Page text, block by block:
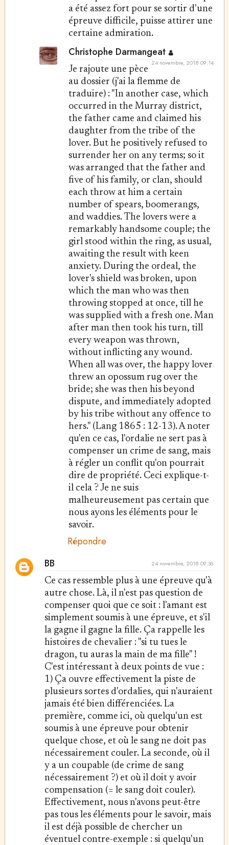
a été assez fort pour se sortir d'une
épreuve difficile, puisse attirer une
certaine admiration.
Christophe Darmangeat
24 novembre, 2018 09:14
Je rajoute une pèce
au dossier (j'ai la flemme de
traduire) : "In another case, which
occurred in the Murray district,
the father came and claimed his
daughter from the tribe of the
lover. But he positively refused to
surrender her on any terms; so it
was arranged that the father and
five of his family, or clan, should
each throw at him a certain
number of spears, boomerangs,
and waddies. The lovers were a
remarkably handsome couple; the
girl stood within the ring, as usual,
awaiting the result with keen
anxiety. During the ordeal, the
lover's shield was broken, upon
which the man who was then
throwing stopped at once, till he
was supplied with a fresh one. Man
after man then took his turn, till
every weapon was thrown,
without inflicting any wound.
When all was over, the happy lover
threw an opossum rug over the
bride; she was then his beyond
dispute, and immediately adopted
by his tribe without any offence to
hers." (Lang 1865 : 12-13). A noter
qu'en ce cas, l'ordalie ne sert pas à
compenser un crime de sang, mais
à régler un conflit qu'on pourrait
dire de propriété. Ceci explique-t-
il cela ? Je ne suis
malheureusement pas certain que
nous ayons les éléments pour le
savoir.
Répondre
BB
24 novembre, 2018 09:36
Ce cas ressemble plus à une épreuve qu'à
autre chose. Là, il n'est pas question de
compenser quoi que ce soit : l'amant est
simplement soumis à une épreuve, et s'il
la gagne il gagne la fille. Ça rappelle les
histoires de chevalier : "si tu tues le
dragon, tu auras la main de ma fille" !
C'est intéressant à deux points de vue :
1) Ça ouvre effectivement la piste de
plusieurs sortes d'ordalies, qui n'auraient
jamais été bien différenciées. La
première, comme ici, où quelqu'un est
soumis à une épreuve pour obtenir
quelque chose, et où le sang ne doit pas
nécessairement couler. La seconde, où il
y a un coupable (de crime de sang
nécessairement ?) et où il doit y avoir
compensation (= le sang doit couler).
Effectivement, nous n'avons peut-être
pas tous les éléments pour le savoir, mais
il est déjà possible de chercher un
éventuel contre-exemple : si quelqu'un